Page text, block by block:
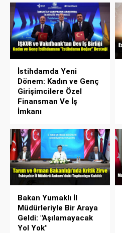
İstihdamda Yeni
Dönem: Kadın ve Genç
Girişimcilere Özel
Finansman Ve İş
İmkanı
Bakan Yumaklı İl
Müdürleriyle Bir Araya
Geldi: "Aşılamayacak
Yol Yok"